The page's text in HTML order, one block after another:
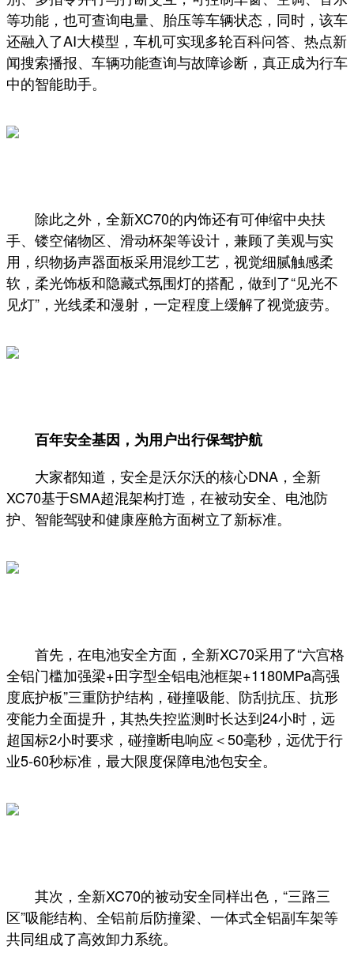
等功能，也可查询电量、胎压等车辆状态，同时，该车
还融入了AI大模型，车机可实现多轮百科问答、热点新
闻搜索播报、车辆功能查询与故障诊断，真正成为行车
中的智能助手。
除此之外，全新XC70的内饰还有可伸缩中央扶
手、镂空储物区、滑动杯架等设计，兼顾了美观与实
用，织物扬声器面板采用混纱工艺，视觉细腻触感柔
软，柔光饰板和隐藏式氛围灯的搭配，做到了“见光不
见灯”，光线柔和漫射，一定程度上缓解了视觉疲劳。
百年安全基因，为用户出行保驾护航
大家都知道，安全是沃尔沃的核心DNA，全新
XC70基于SMA超混架构打造，在被动安全、电池防
护、智能驾驶和健康座舱方面树立了新标准。
首先，在电池安全方面，全新XC70采用了“六宫格
全铝门槛加强梁+田字型全铝电池框架+1180MPa高强
度底护板”三重防护结构，碰撞吸能、防刮抗压、抗形
变能力全面提升，其热失控监测时长达到24小时，远
超国标2小时要求，碰撞断电响应＜50毫秒，远优于行
业5-60秒标准，最大限度保障电池包安全。
其次，全新XC70的被动安全同样出色，“三路三
区”吸能结构、全铝前后防撞梁、一体式全铝副车架等
共同组成了高效卸力系统。